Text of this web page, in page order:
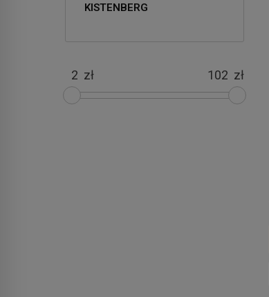
KISTENBERG
zł zł